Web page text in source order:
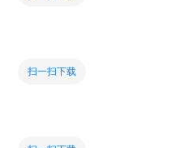
扫一扫下载